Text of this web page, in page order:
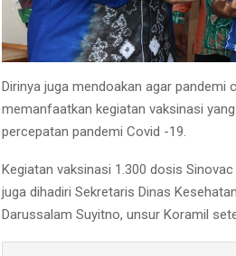
Dirinya juga mendoakan agar pandemi
memanfaatkan kegiatan vaksinasi
percepatan pandemi Covid -19.
Kegiatan vaksinasi 1.300 dosis
juga dihadiri Sekretaris Dinas
Darussalam Suyitno, unsur Koramil